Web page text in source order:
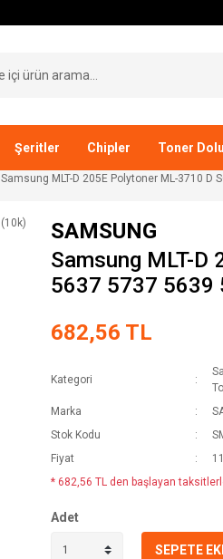
Şeritler Chipler Toner
Samsung MLT-D 205E Polytoner ML-3710 D
SAMSUNG
Samsung MLT-D
5637 5737 5639
682,56 TL
Kategori
Marka
Stok Kodu
Fiyat
* 682,56 TL den başlayan
Adet
SEPETE